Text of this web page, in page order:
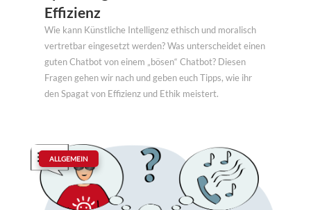
Effizienz
Wie kann Künstliche Intelligenz ethisch und moralisch
vertretbar eingesetzt werden? Was unterscheidet einen
guten Chatbot von einem „bösen“ Chatbot? Diesen
Fragen gehen wir nach und geben euch Tipps, wie ihr
den Spagat von Effizienz und Ethik meistert.
ALLGEMEIN